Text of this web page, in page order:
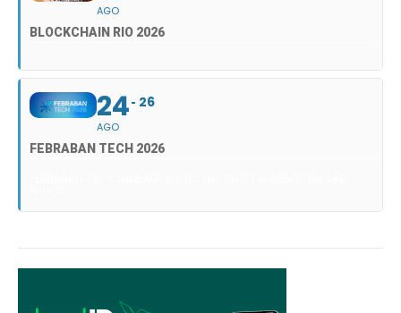
AGO
BLOCKCHAIN RIO 2026
24
AGO
26
FEBRABAN TECH 2026